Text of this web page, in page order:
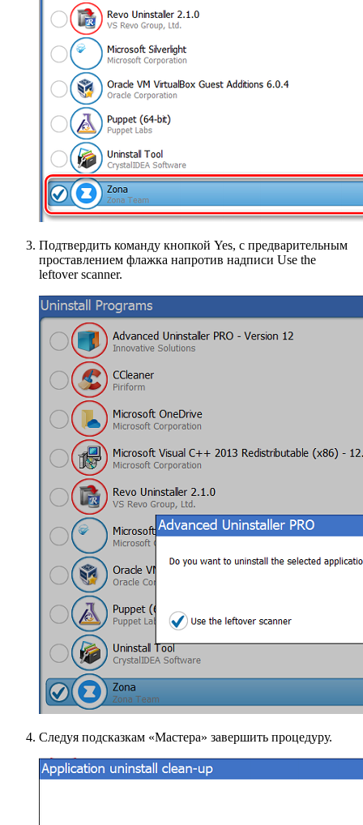
Подтвердить команду кнопкой Yes, с предварительным
проставлением флажка напротив надписи Use the
leftover scanner.
Следуя подсказкам «Мастера» завершить процедуру.